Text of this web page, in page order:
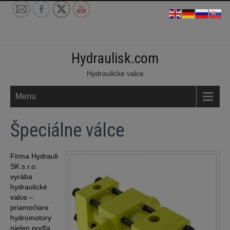
Skip
Hydraulisk.com
Hydraulicke valce
Menu
Špeciálne válce
Firma Hydrauli
SK s.r.o.
vyrába
hydraulické
valce –
priamočiare
hydromotory
nielen podľa